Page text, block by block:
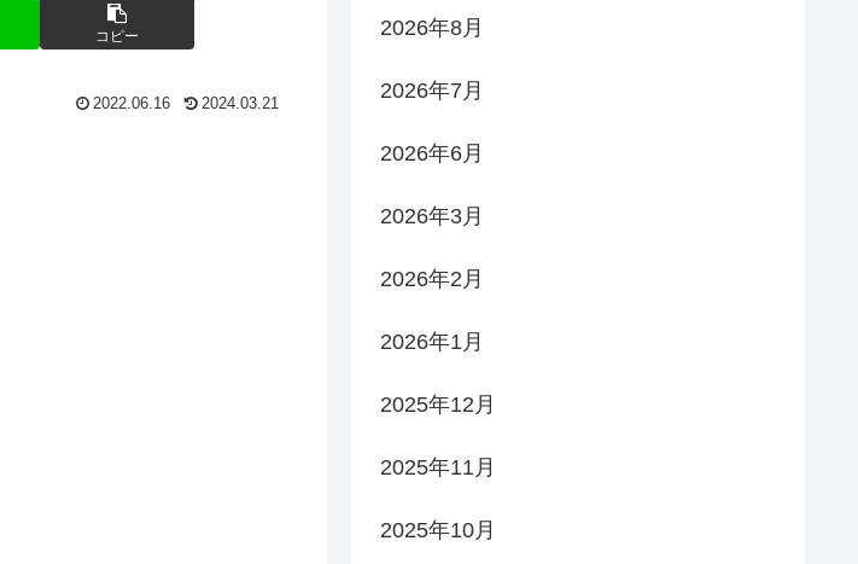
コピー
2022.06.16 2024.03.21
2026年8月
2026年7月
2026年6月
2026年3月
2026年2月
2026年1月
2025年12月
2025年11月
2025年10月